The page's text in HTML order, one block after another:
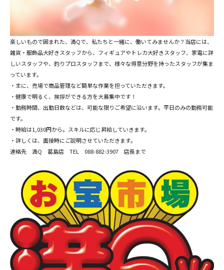
楽しいもので囲まれた、満Qで、私たちと一緒に、働いてみませんか？当店には、
雑貨・服飾品大好きスタッフから、フィギュアやトレカ大好きスタッフ、家電に詳
しいスタッフや、釣りプロスタッフまで、様々な得意分野を持ったスタッフが集ま
っています。
・主に、売場で商品管理など簡単な作業を担っていただきます。
・健康で明るく、挨拶ができる方を大募集中です！
・勤務時間、出勤日数などは、可能な限りご希望に沿います。平日のみの勤務可能
です。
・時給は1,030円から。スキルに応じ昇給していきます。
・詳しくは、面接時にご説明させていただきます。
連絡先 満Q 葛島店 TEL 088-882-3907 店長まで